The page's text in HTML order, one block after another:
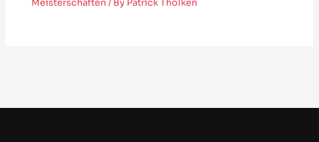
Meisterschaften / By Patrick Thölken